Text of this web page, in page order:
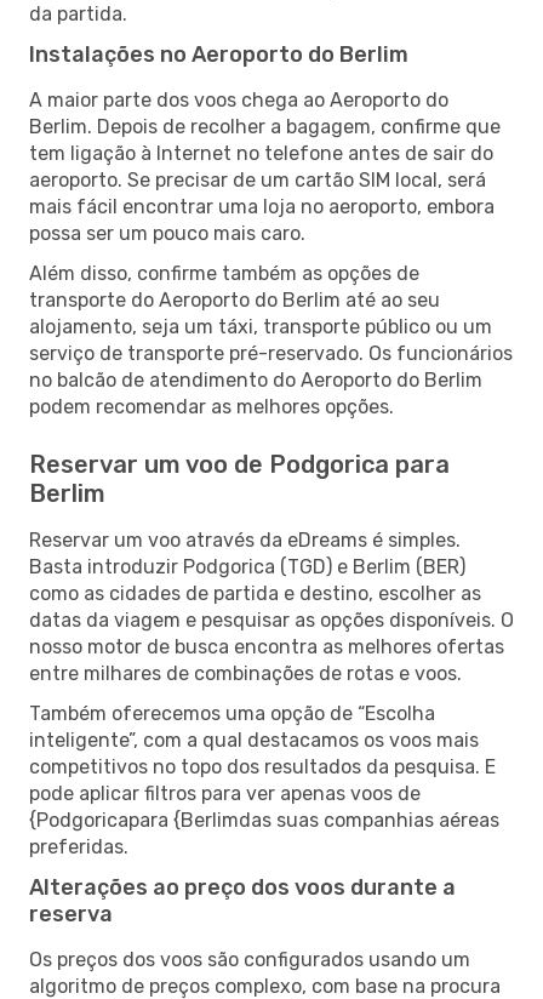
da partida.
Instalações no Aeroporto do Berlim
A maior parte dos voos chega ao Aeroporto do
Berlim. Depois de recolher a bagagem, confirme que
tem ligação à Internet no telefone antes de sair do
aeroporto. Se precisar de um cartão SIM local, será
mais fácil encontrar uma loja no aeroporto, embora
possa ser um pouco mais caro.
Além disso, confirme também as opções de
transporte do Aeroporto do Berlim até ao seu
alojamento, seja um táxi, transporte público ou um
serviço de transporte pré-reservado. Os funcionários
no balcão de atendimento do Aeroporto do Berlim
podem recomendar as melhores opções.
Reservar um voo de Podgorica para
Berlim
Reservar um voo através da eDreams é simples.
Basta introduzir Podgorica (TGD) e Berlim (BER)
como as cidades de partida e destino, escolher as
datas da viagem e pesquisar as opções disponíveis. O
nosso motor de busca encontra as melhores ofertas
entre milhares de combinações de rotas e voos.
Também oferecemos uma opção de “Escolha
inteligente”, com a qual destacamos os voos mais
competitivos no topo dos resultados da pesquisa. E
pode aplicar filtros para ver apenas voos de
{Podgoricapara {Berlimdas suas companhias aéreas
preferidas.
Alterações ao preço dos voos durante a
reserva
Os preços dos voos são configurados usando um
algoritmo de preços complexo, com base na procura